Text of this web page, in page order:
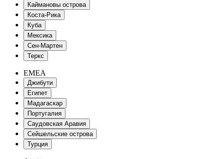
Каймановы острова
Коста-Рика
Куба
Мексика
Сен-Мартен
Теркс
EMEA
Джибути
Египет
Мадагаскар
Португалия
Саудовская Аравия
Сейшельские острова
Турция